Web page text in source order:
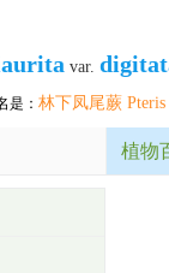
var.
是： 林下凤尾蕨 Pteris
植物